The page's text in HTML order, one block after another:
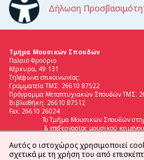
Δήλωση
Τμήμα Μουσικών Σπουδών
Παλαιό Φρούριο
Κέρκυρα, 49 131
Τηλέφωνα επικοινωνίας:
Γραμματεία ΤΜΣ: 26610 87522
Πρόγραμμα Μεταπτυχιακών Σπουδών ΤΜΣ:
Βιβλιοθήκη: 26610 87512
Fax: 26610 26024
Το Τμήμα Μουσικών Σπουδών
& επεξεργασίας μουσικού
Αυτός ο ιστοχώρος χρησιμοποιεί
σχετικά με τη χρήση του από